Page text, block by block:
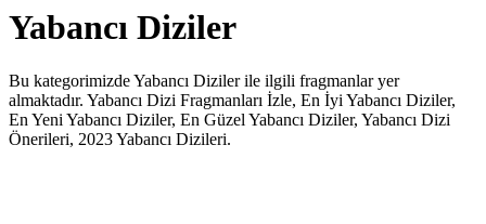
Yabancı Diziler
Bu kategorimizde Yabancı Diziler ile ilgili fragmanlar yer
almaktadır. Yabancı Dizi Fragmanları İzle, En İyi Yabancı Diziler,
En Yeni Yabancı Diziler, En Güzel Yabancı Diziler, Yabancı Dizi
Önerileri, 2023 Yabancı Dizileri.